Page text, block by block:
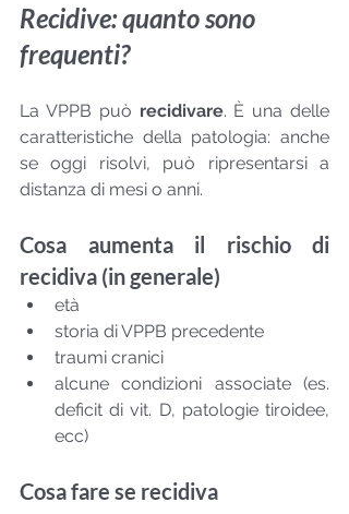
Recidive: quanto sono
frequenti?
La VPPB può recidivare. È una delle
caratteristiche della patologia: anche
se oggi risolvi, può ripresentarsi a
distanza di mesi o anni.
Cosa aumenta il rischio di
recidiva (in generale)
età
storia di VPPB precedente
traumi cranici
alcune condizioni associate (es.
deficit di vit. D, patologie tiroidee,
ecc)
Cosa fare se recidiva